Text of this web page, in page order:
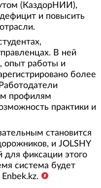
(КаздорНИИ),
и повысить
В ней
опыт работы и
более
профилям
практики и
становится
и JOLSHY
для фиксации этого
система будет